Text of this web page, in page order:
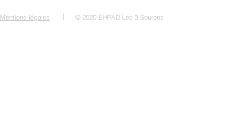
Mentions légales © 2020 EHPAD Les 3 Sources